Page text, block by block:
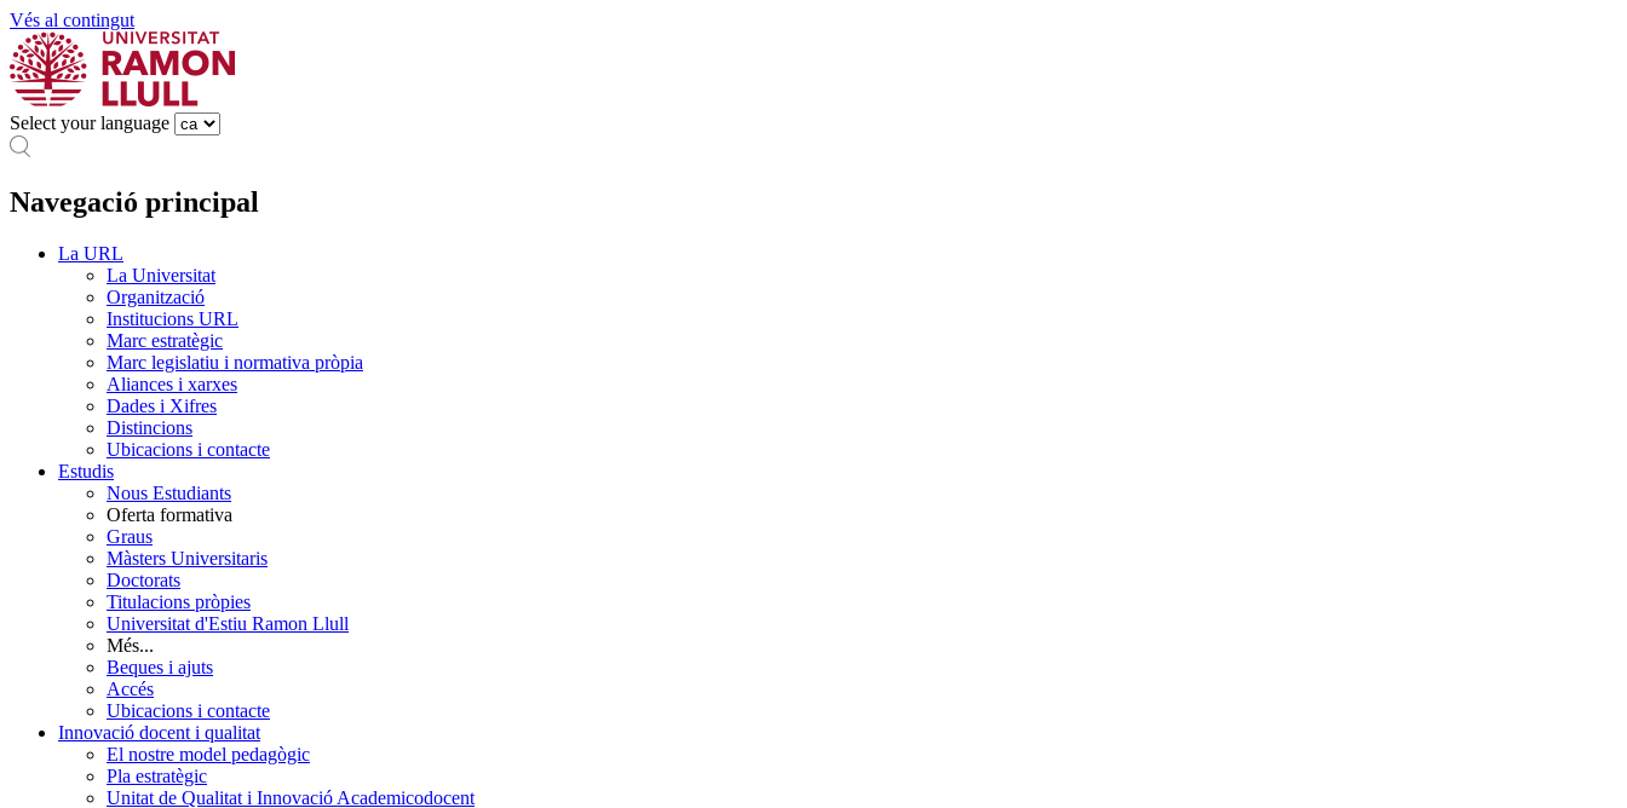
Vés al contingut
Select your language
Navegació principal
La URL
La Universitat
Organització
Institucions URL
Marc estratègic
Marc legislatiu i normativa pròpia
Aliances i xarxes
Dades i Xifres
Distincions
Ubicacions i contacte
Estudis
Nous Estudiants
Oferta formativa
Graus
Màsters Universitaris
Doctorats
Titulacions pròpies
Universitat d'Estiu Ramon Llull
Més...
Beques i ajuts
Accés
Ubicacions i contacte
Innovació docent i qualitat
El nostre model pedagògic
Pla estratègic
Unitat de Qualitat i Innovació Academicodocent